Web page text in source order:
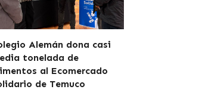
Alemán dona casi
tonelada de
al Ecomercado
de Temuco